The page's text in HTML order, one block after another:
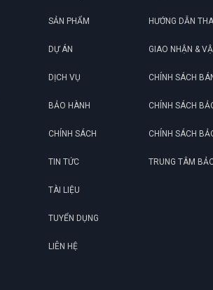
SẢN PHẨM
DỰ ÁN
DỊCH VỤ
BẢO HÀNH
CHÍNH SÁCH
TIN TỨC
TÀI LIỆU
TUYỂN DỤNG
LIÊN HỆ
HƯỚNG DẪN
GIAO NHẬN &
CHÍNH SÁCH
CHÍNH SÁCH
CHÍNH SÁCH
TRUNG TÂM